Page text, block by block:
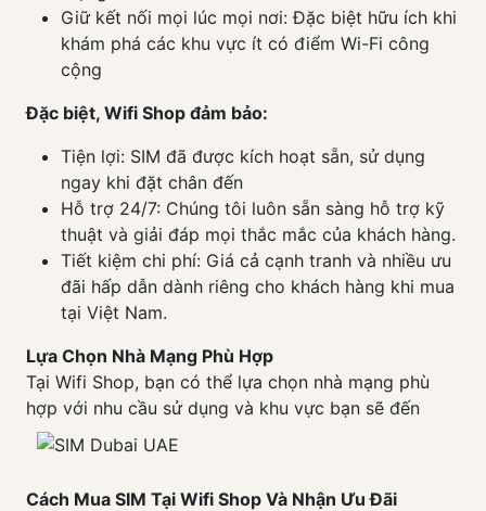
Giữ kết nối mọi lúc mọi nơi: Đặc biệt hữu ích khi
khám phá các khu vực ít có điểm Wi-Fi công
cộng
Đặc biệt, Wifi Shop đảm bảo:
Tiện lợi: SIM đã được kích hoạt sẵn, sử dụng
ngay khi đặt chân đến
Hỗ trợ 24/7: Chúng tôi luôn sẵn sàng hỗ trợ kỹ
thuật và giải đáp mọi thắc mắc của khách hàng.
Tiết kiệm chi phí: Giá cả cạnh tranh và nhiều ưu
đãi hấp dẫn dành riêng cho khách hàng khi mua
tại Việt Nam.
Lựa Chọn Nhà Mạng Phù Hợp
Tại Wifi Shop, bạn có thể lựa chọn nhà mạng phù
hợp với nhu cầu sử dụng và khu vực bạn sẽ đến
Cách Mua SIM Tại Wifi Shop Và Nhận Ưu Đãi